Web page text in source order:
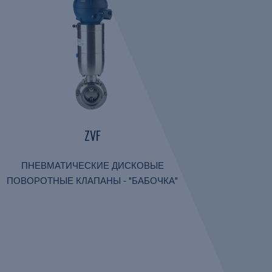
ZVF
ПНЕВМАТИЧЕСКИЕ ДИСКОВЫЕ
ПОВОРОТНЫЕ КЛАПАНЫ - "БАБОЧКА"